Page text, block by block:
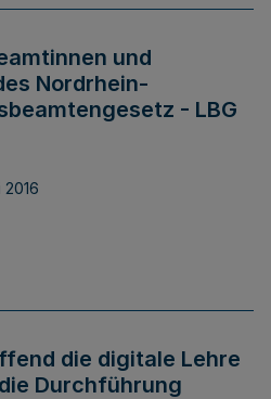
und
Nordrhein-
- LBG
2016
die digitale Lehre
Durchführung